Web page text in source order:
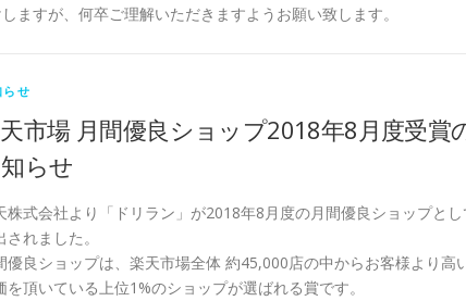
ますが、何卒ご理解いただきますようお願い致します。
らせ
市場 月間優良ショップ2018年8月度受賞
らせ
株式会社より「ドリラン」が2018年8月度の月間優良ショップとし
されました。
優良ショップは、楽天市場全体 約45,000店の中からお客様より高
を頂いている上位1%のショップが選ばれる賞です。